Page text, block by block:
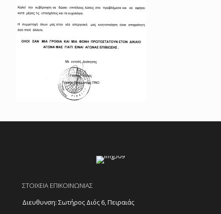
ΣΤΟΙΧΕΙΑ ΕΠΙΚΟΙΝΩΝΙΑΣ
Διευθυνση: Σωτήρος Διός 6, Πειραιάς